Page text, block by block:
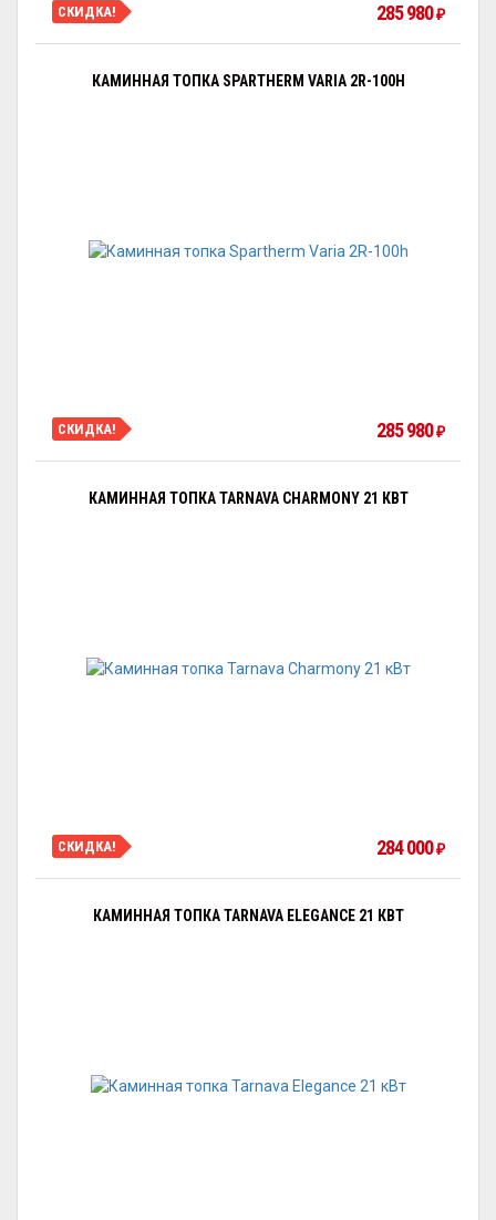
СКИДКА! 285 980₽
КАМИННАЯ ТОПКА SPARTHERM VARIA 2R-100H
СКИДКА! 285 980₽
КАМИННАЯ ТОПКА TARNAVA CHARMONY 21 КВТ
СКИДКА! 284 000₽
КАМИННАЯ ТОПКА TARNAVA ELEGANCE 21 КВТ